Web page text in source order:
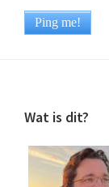
Footer
Wat is dit?